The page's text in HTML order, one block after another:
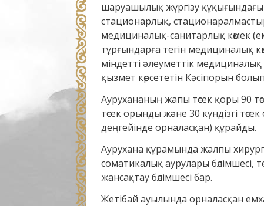
шаруашылық жүргізу
стационарлық,
медициналық-санитарлық көмек
тұрғындарға тегін медициналық
міндетті әлеуметтік
қызмет көрсететін Кәсіпорын
Аурухананың жапы төсек қоры 90
төсек орынды және 30 күндізгі
деңгейінде орналасқан) құрайды.
Аурухана құрамында жалпы
соматикалық аурулары бөлімшесі,
жансақтау бөлімшесі бар.
Жетібай ауылында орналасқан